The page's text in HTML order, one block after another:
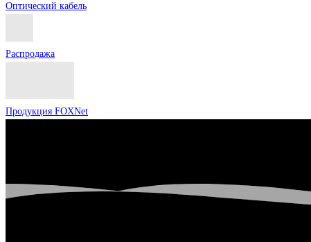
Оптический кабель
Распродажа
Продукция FOXNet